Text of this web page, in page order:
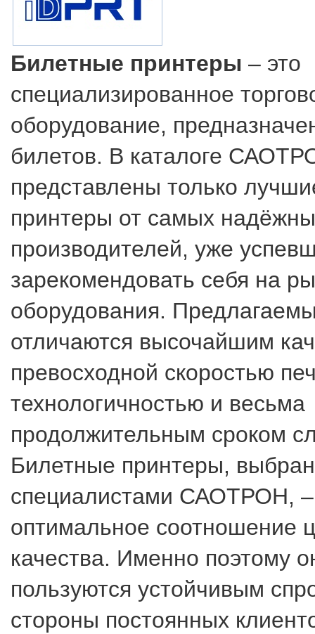
Билетные принтеры – это
специализированное
оборудование,
билетов. В каталоге
представлены только
принтеры от самых
производителей, уже
зарекомендовать себя на
оборудования.
отличаются высочайшим
превосходной скоростью
технологичностью и весьма
продолжительным сроком
Билетные принтеры,
специалистами САОТРОН, –
оптимальное соотношение
качества. Именно поэтому
пользуются устойчивым
стороны постоянных